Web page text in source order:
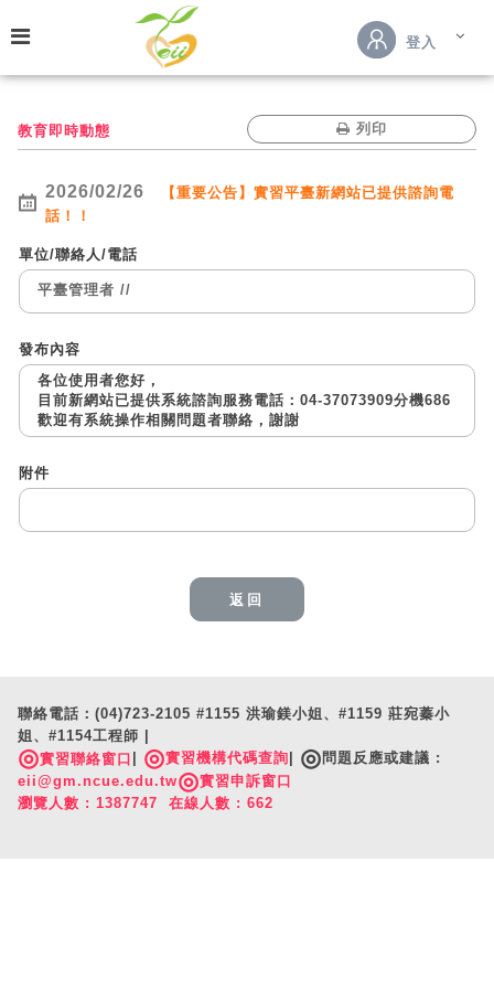
登入
教育即時動態 列印
2026/02/26
【重要公告】實習平臺新網站已提供諮詢電
話！！
單位/聯絡人/電話
平臺管理者 //
發布內容
各位使用者您好，
目前新網站已提供系統諮詢服務電話：04-37073909分機686
歡迎有系統操作相關問題者聯絡，謝謝
附件
返回
聯絡電話：(04)723-2105 #1155 洪瑜鎂小姐、#1159 莊宛蓁小
姐、#1154工程師 |
◎實習聯絡窗口 ◎實習機構代碼查詢 ◎ 問題反應或建議 :
eii@gm.ncue.edu.tw◎實習申訴窗口
瀏覽人數 : 1387747 在線人數 : 662